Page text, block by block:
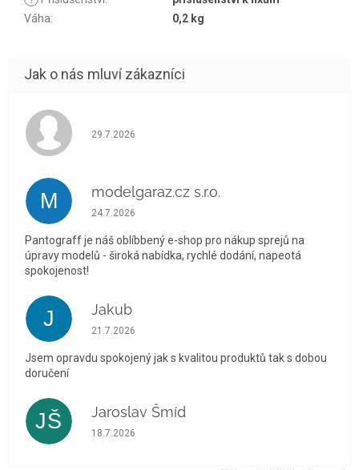
Váha: 0,2 kg
Hodnocení obchodu je 5 z 5 hvězdiček.
29.7.2026
M modelgaraz.cz s.r.o.
Hodnocení obchodu je 5 z 5 hvězdiček.
24.7.2026
Pantograff je náš oblíbbený e-shop pro nákup sprejů na
úpravy modelů - široká nabídka, rychlé dodání, napeotá
spokojenost!
J Jakub
Hodnocení obchodu je 5 z 5 hvězdiček.
21.7.2026
Jsem opravdu spokojený jak s kvalitou produktů tak s dobou
doručení
JŠ Jaroslav Šmíd
Hodnocení obchodu je 5 z 5 hvězdiček.
18.7.2026